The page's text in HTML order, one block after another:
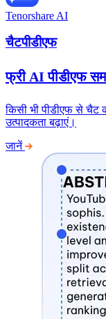
Tenorshare AI
चैटपीडीएफ
फ्री AI पीडीएफ
किसी भी पीडीएफ से चैट
उत्पादकता बढ़ाएं।
जानें